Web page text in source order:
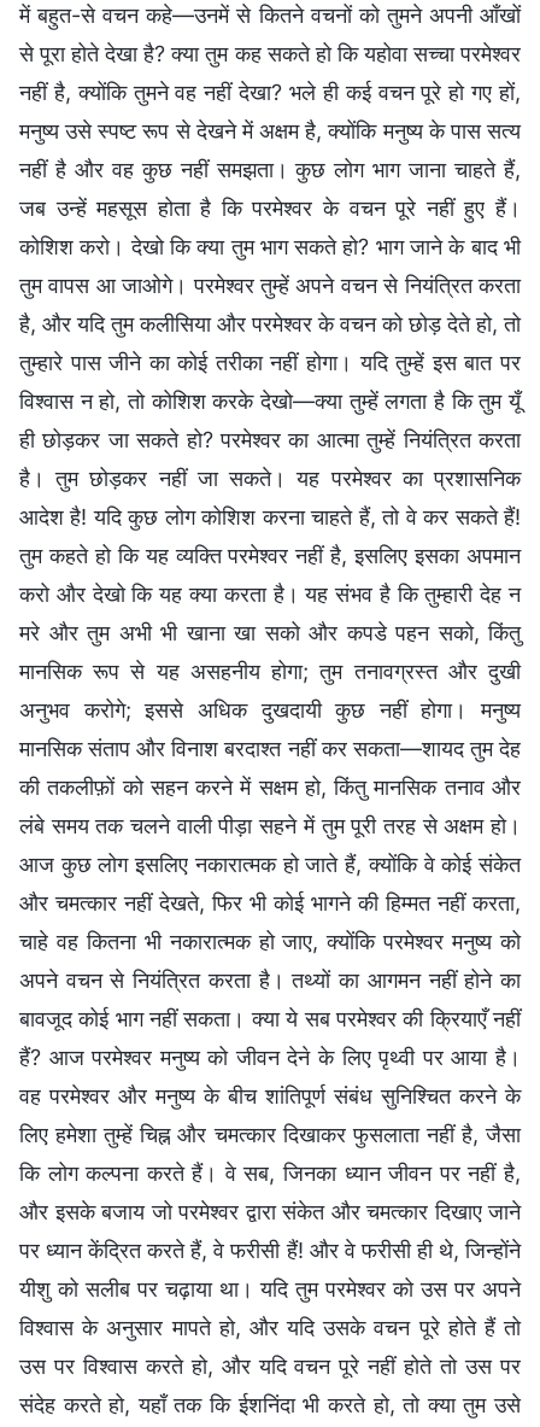
में बहुत-से वचन कहे—उनमें से कितने वचनों को तुमने अपनी आँखों
से पूरा होते देखा है? क्या तुम कह सकते हो कि यहोवा सच्चा परमेश्वर
नहीं है, क्योंकि तुमने वह नहीं देखा? भले ही कई वचन पूरे हो गए हों,
मनुष्य उसे स्पष्ट रूप से देखने में अक्षम है, क्योंकि मनुष्य के पास सत्य
नहीं है और वह कुछ नहीं समझता। कुछ लोग भाग जाना चाहते हैं,
जब उन्हें महसूस होता है कि परमेश्वर के वचन पूरे नहीं हुए हैं।
कोशिश करो। देखो कि क्या तुम भाग सकते हो? भाग जाने के बाद भी
तुम वापस आ जाओगे। परमेश्वर तुम्हें अपने वचन से नियंत्रित करता
है, और यदि तुम कलीसिया और परमेश्वर के वचन को छोड़ देते हो, तो
तुम्हारे पास जीने का कोई तरीका नहीं होगा। यदि तुम्हें इस बात पर
विश्वास न हो, तो कोशिश करके देखो—क्या तुम्हें लगता है कि तुम यूँ
ही छोड़कर जा सकते हो? परमेश्वर का आत्मा तुम्हें नियंत्रित करता
है। तुम छोड़कर नहीं जा सकते। यह परमेश्वर का प्रशासनिक
आदेश है! यदि कुछ लोग कोशिश करना चाहते हैं, तो वे कर सकते हैं!
तुम कहते हो कि यह व्यक्ति परमेश्वर नहीं है, इसलिए इसका अपमान
करो और देखो कि यह क्या करता है। यह संभव है कि तुम्हारी देह न
मरे और तुम अभी भी खाना खा सको और कपडे पहन सको, किंतु
मानसिक रूप से यह असहनीय होगा; तुम तनावग्रस्त और दुखी
अनुभव करोगे; इससे अधिक दुखदायी कुछ नहीं होगा। मनुष्य
मानसिक संताप और विनाश बरदाश्त नहीं कर सकता—शायद तुम देह
की तकलीफ़ों को सहन करने में सक्षम हो, किंतु मानसिक तनाव और
लंबे समय तक चलने वाली पीड़ा सहने में तुम पूरी तरह से अक्षम हो।
आज कुछ लोग इसलिए नकारात्मक हो जाते हैं, क्योंकि वे कोई संकेत
और चमत्कार नहीं देखते, फिर भी कोई भागने की हिम्मत नहीं करता,
चाहे वह कितना भी नकारात्मक हो जाए, क्योंकि परमेश्वर मनुष्य को
अपने वचन से नियंत्रित करता है। तथ्यों का आगमन नहीं होने का
बावजूद कोई भाग नहीं सकता। क्या ये सब परमेश्वर की क्रियाएँ नहीं
हैं? आज परमेश्वर मनुष्य को जीवन देने के लिए पृथ्वी पर आया है।
वह परमेश्वर और मनुष्य के बीच शांतिपूर्ण संबंध सुनिश्चित करने के
लिए हमेशा तुम्हें चिह्न और चमत्कार दिखाकर फुसलाता नहीं है, जैसा
कि लोग कल्पना करते हैं। वे सब, जिनका ध्यान जीवन पर नहीं है,
और इसके बजाय जो परमेश्वर द्वारा संकेत और चमत्कार दिखाए जाने
पर ध्यान केंद्रित करते हैं, वे फरीसी हैं! और वे फरीसी ही थे, जिन्होंने
यीशु को सलीब पर चढ़ाया था। यदि तुम परमेश्वर को उस पर अपने
विश्वास के अनुसार मापते हो, और यदि उसके वचन पूरे होते हैं तो
उस पर विश्वास करते हो, और यदि वचन पूरे नहीं होते तो उस पर
संदेह करते हो, यहाँ तक कि ईशनिंदा भी करते हो, तो क्या तुम उसे